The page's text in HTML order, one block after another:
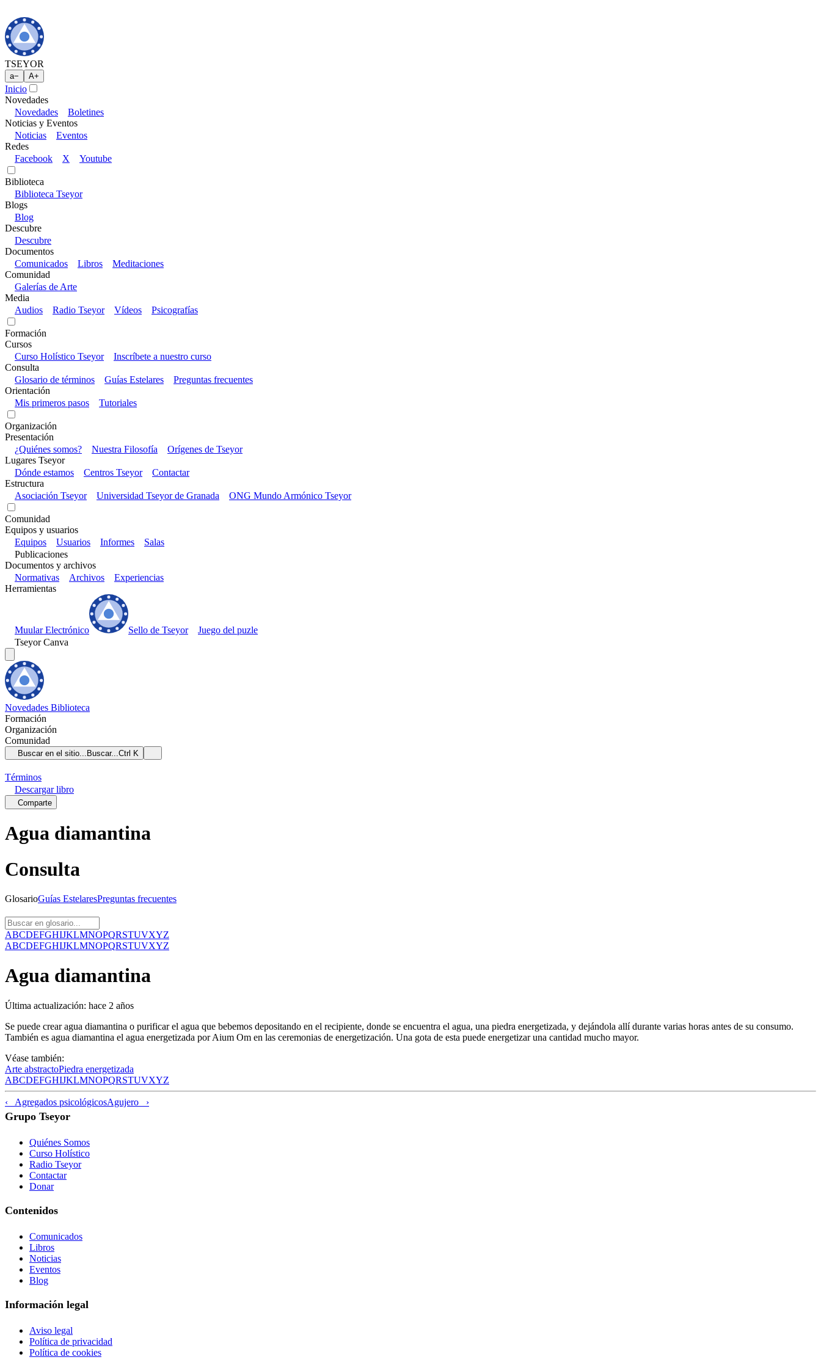
TSEYOR
a− A+
Inicio
Novedades
Novedades
Boletines
Noticias y Eventos
Noticias
Eventos
Redes
Facebook
X Youtube
Biblioteca
Biblioteca Tseyor
Blogs
Blog
Descubre
Descubre
Documentos
Comunicados
Libros
Meditaciones
Comunidad
Galerías de Arte
Media
Audios
Radio Tseyor Vídeos Psicografías
Formación
Cursos
Curso Holístico Tseyor
Inscríbete a nuestro curso
Consulta
Glosario de términos
Guías Estelares
Preguntas frecuentes
Orientación
Mis primeros pasos
Tutoriales
Organización
Presentación
¿Quiénes somos?
Nuestra Filosofía
Orígenes de Tseyor
Lugares Tseyor
Dónde estamos
Centros Tseyor
Contactar
Estructura
Asociación Tseyor
Universidad Tseyor de Granada ONG Mundo Armónico Tseyor
Comunidad
Equipos y usuarios
Equipos
Usuarios Informes
Salas
Publicaciones
Documentos y archivos
Normativas
Archivos
Experiencias
Herramientas
Muular Electrónico Sello de Tseyor
Juego del puzle
Tseyor Canva
Novedades Biblioteca
Formación
Organización
Comunidad
Buscar en el sitio... Buscar...Ctrl K
Términos
Descargarlibro
Comparte
Agua diamantina
Consulta
GlosarioGuías EstelaresPreguntas frecuentes
ABCDEFGHIJKLMNOPQRSTUVXYZ
ABCDEFGHIJKLMNOPQRSTUVXYZ
Agua diamantina
Última actualización: hace 2 años
Se puede crear agua diamantina o purificar el agua que bebemos depositando en el recipiente, donde se encuentra el agua, una piedra energetizada, y dejándola allí durante varias horas antes de su consumo.
También es agua diamantina el agua energetizada por Aium Om en las ceremonias de energetización. Una gota de esta puede energetizar una cantidad mucho mayor.
Véase también:
Arte abstractoPiedra energetizada
ABCDEFGHIJKLMNOPQRSTUVXYZ
‹ Agregados psicológicosAgujero ›
Grupo Tseyor
Quiénes Somos
Curso Holístico
Radio Tseyor
Contactar
Donar
Contenidos
Comunicados
Libros
Noticias
Eventos
Blog
Información legal
Aviso legal
Política de privacidad
Política de cookies